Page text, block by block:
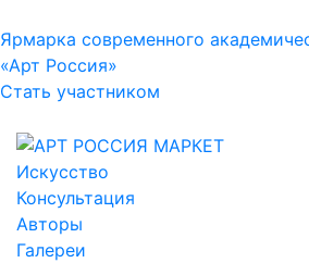
Ярмарка современного
«Арт Россия»
Стать участником
Искусство
Консультация
Авторы
Галереи